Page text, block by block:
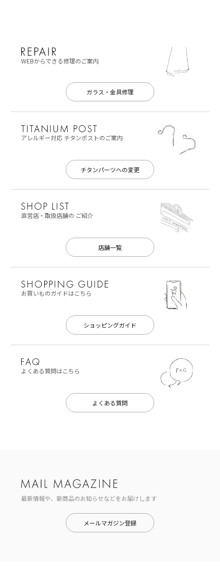
WEBからできる修理のご案内
ガラス・金具修理
アレルギー対応チタンポストのご案内
チタンパーツへの変更
直営店・取扱店舗の ご紹介
店舗一覧
お買いものガイドはこちら
ショッピングガイド
よくある質問はこちら
よくある質問
最新情報や、新商品のお知らせなどをお届けします
メールマガジン登録